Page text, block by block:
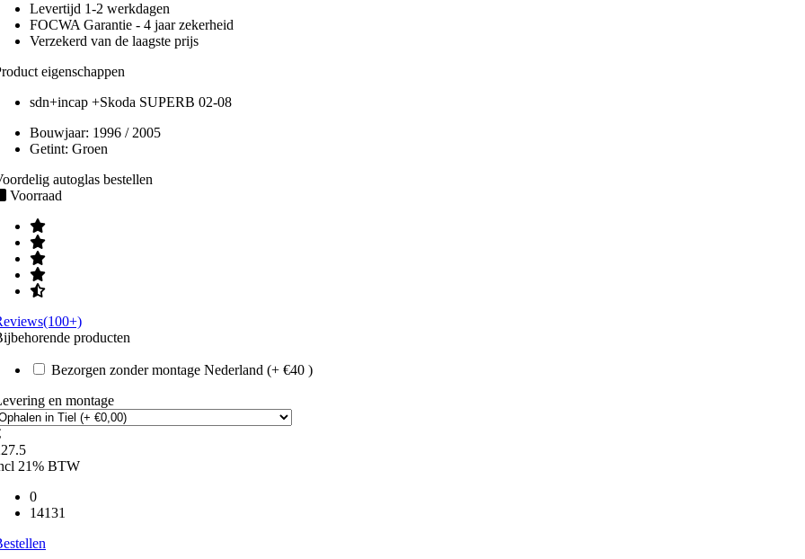
Levertijd 1-2 werkdagen
FOCWA Garantie - 4 jaar zekerheid
Verzekerd van de laagste prijs
eigenschappen
sdn+incap +Skoda SUPERB 02-08
Bouwjaar: 1996 / 2005
Getint: Groen
autoglas bestellen
Voorraad
producten
Bezorgen zonder montage Nederland (+ €40 )
en montage
21% BTW
0
14131